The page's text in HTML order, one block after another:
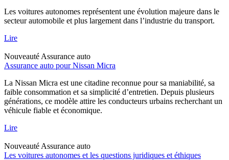
Les voitures autonomes représentent une évolution majeure dans le
secteur automobile et plus largement dans l’industrie du transport.
Lire
Nouveauté Assurance auto
Assurance auto pour Nissan Micra
La Nissan Micra est une citadine reconnue pour sa maniabilité, sa
faible consommation et sa simplicité d’entretien. Depuis plusieurs
générations, ce modèle attire les conducteurs urbains recherchant un
véhicule fiable et économique.
Lire
Nouveauté Assurance auto
Les voitures autonomes et les questions juridiques et éthiques